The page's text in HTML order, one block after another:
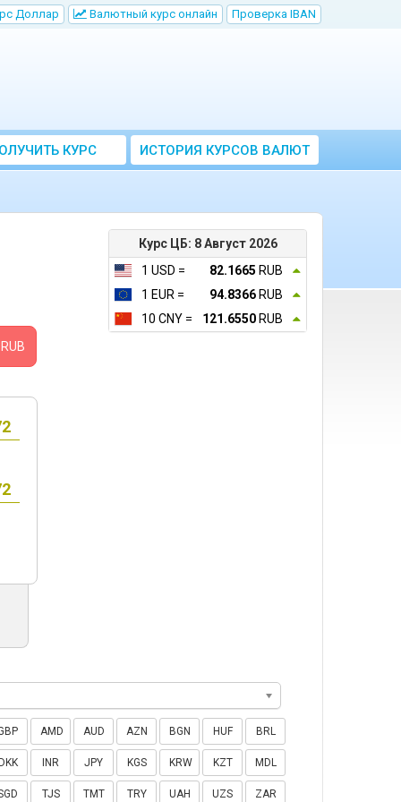
Доллар Bалютный курс онлайн Проверка IBAN
КУРС
ВАЛЮТ ЦБ
ИСТОРИЯ КУРСОВ ВАЛЮТ
ЦБ РФ
Курс ЦБ: 8 Август 2026
1 USD =
82.1665 RUB
1 EUR =
94.8366 RUB
10 CNY =
121.6550 RUB
RUB
AMD AUD AZN BGN HUF BRL
INR JPY KGS KRW KZT MDL
TJS TMT TRY UAH UZS ZAR